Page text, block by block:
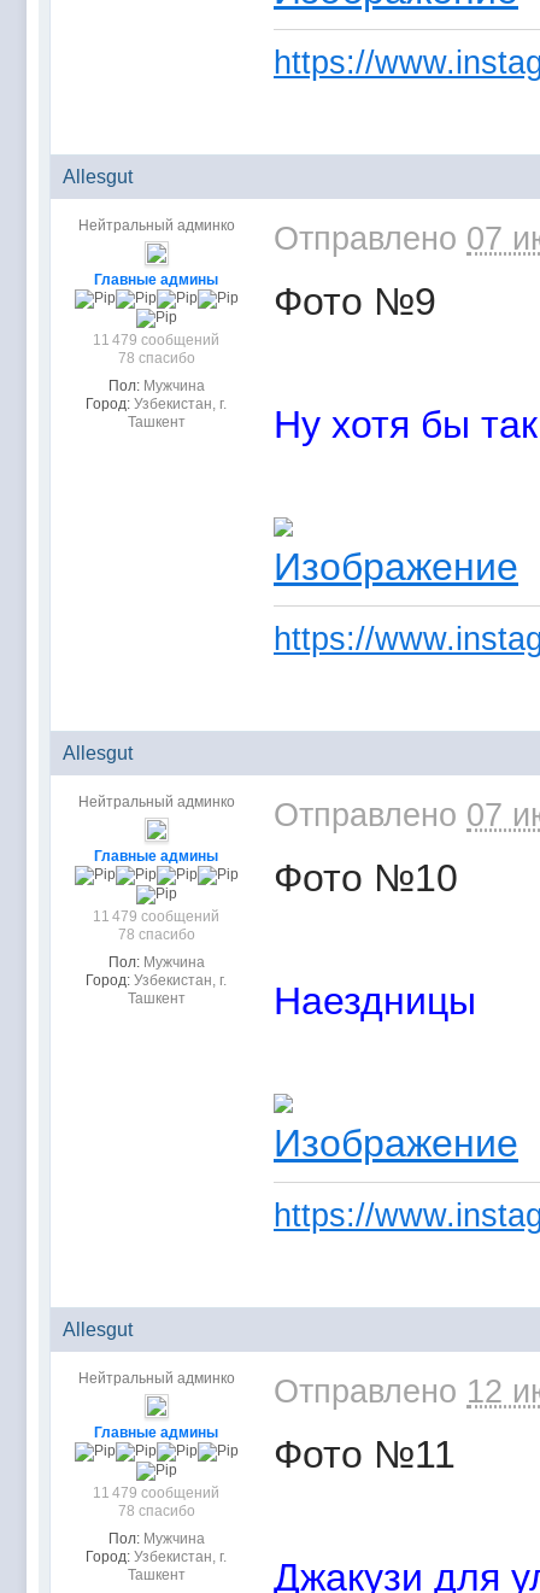
https://
Allesgut
Нейтральный админко
Главные админы
11 479 сообщений
78 спасибо
Пол: Мужчина
Город: Узбекистан, г.
Ташкент
Отправлено 07
Фото №9
Ну хотя бы так
https://
Allesgut
Нейтральный админко
Главные админы
11 479 сообщений
78 спасибо
Пол: Мужчина
Город: Узбекистан, г.
Ташкент
Отправлено 07
Фото №10
Наездницы
https://
Allesgut
Нейтральный админко
Главные админы
11 479 сообщений
78 спасибо
Пол: Мужчина
Город: Узбекистан, г.
Ташкент
Отправлено 12
Фото №11
Джакузи для